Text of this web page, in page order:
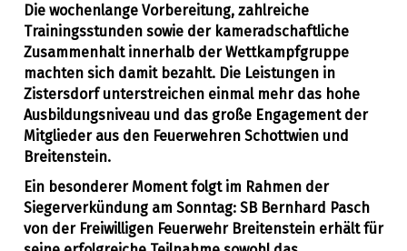
Die wochenlange Vorbereitung, zahlreiche
Trainingsstunden sowie der kameradschaftliche
Zusammenhalt innerhalb der Wettkampfgruppe
machten sich damit bezahlt. Die Leistungen in
Zistersdorf unterstreichen einmal mehr das hohe
Ausbildungsniveau und das große Engagement der
Mitglieder aus den Feuerwehren Schottwien und
Breitenstein.
Ein besonderer Moment folgt im Rahmen der
Siegerverkündung am Sonntag: SB Bernhard Pasch
von der Freiwilligen Feuerwehr Breitenstein erhält für